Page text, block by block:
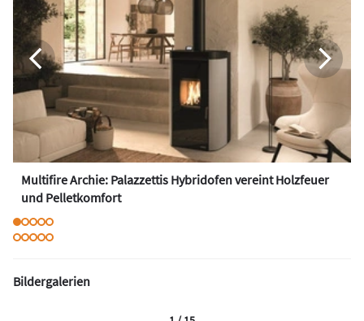
Multifire Archie: Palazzettis Hybridofen vereint Holzfeuer
und Pelletkomfort
Bildergalerien